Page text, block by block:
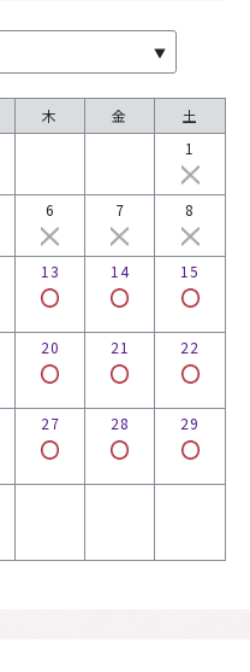
木 金
土
1
6 7 8
13 14 15
20 21 22
27 28 29